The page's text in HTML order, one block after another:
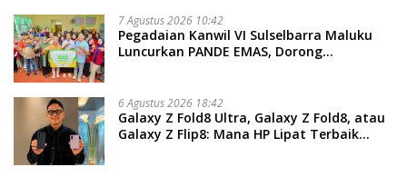
7 Agustus 2026 10:42
Pegadaian Kanwil VI Sulselbarra Maluku
Luncurkan PANDE EMAS, Dorong
6 Agustus 2026 18:42
Galaxy Z Fold8 Ultra, Galaxy Z Fold8, atau
Galaxy Z Flip8: Mana HP Lipat Terbaik